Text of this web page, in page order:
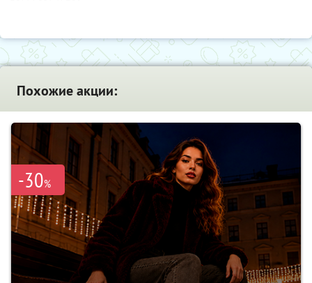
Похожие акции:
-30%